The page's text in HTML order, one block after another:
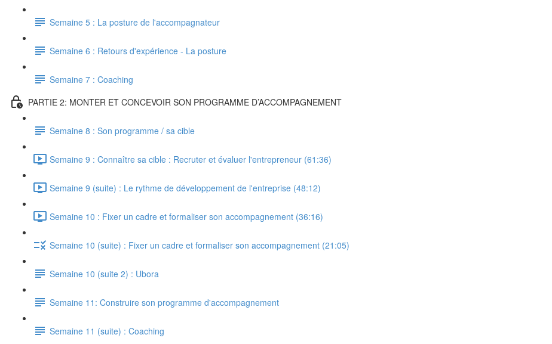
Semaine 5 : La posture de l'accompagnateur
Semaine 6 : Retours d'expérience - La posture
Semaine 7 : Coaching
PARTIE 2: MONTER ET CONCEVOIR SON PROGRAMME D’ACCOMPAGNEMENT
Semaine 8 : Son programme / sa cible
Semaine 9 : Connaître sa cible : Recruter et évaluer l'entrepreneur (61:36)
Semaine 9 (suite) : Le rythme de développement de l'entreprise (48:12)
Semaine 10 : Fixer un cadre et formaliser son accompagnement (36:16)
Semaine 10 (suite) : Fixer un cadre et formaliser son accompagnement (21:05)
Semaine 10 (suite 2) : Ubora
Semaine 11: Construire son programme d'accompagnement
Semaine 11 (suite) : Coaching